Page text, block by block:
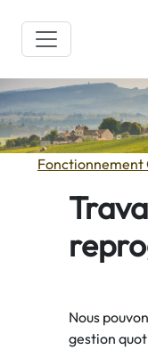
Fonctionnement
Nous
gestion